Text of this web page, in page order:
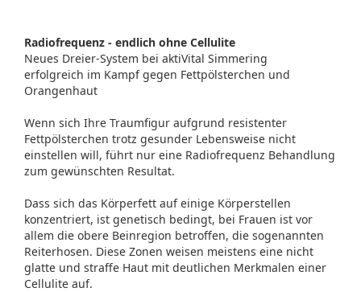
Radiofrequenz - endlich ohne Cellulite
Neues Dreier-System bei aktiVital Simmering
erfolgreich im Kampf gegen Fettpölsterchen und
Orangenhaut
Wenn sich Ihre Traumfigur aufgrund resistenter
Fettpölsterchen trotz gesunder Lebensweise nicht
einstellen will, führt nur eine Radiofrequenz Behandlung
zum gewünschten Resultat.
Dass sich das Körperfett auf einige Körperstellen
konzentriert, ist genetisch bedingt, bei Frauen ist vor
allem die obere Beinregion betroffen, die sogenannten
Reiterhosen. Diese Zonen weisen meistens eine nicht
glatte und straffe Haut mit deutlichen Merkmalen einer
Cellulite auf.